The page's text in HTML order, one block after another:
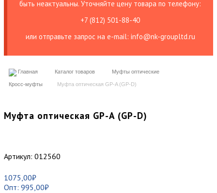
быть неактуальны. Уточняйте цену товара по телефону:
+7 (812) 501-88-40
или отправьте запрос на е-mail: info@nk-groupltd.ru
Главная Каталог товаров Муфты оптические
Кросс-муфты Муфта оптическая GP-A (GP-D)
Муфта оптическая GP-A (GP-D)
Артикул: 012560
1075,00₽
Опт: 995,00₽